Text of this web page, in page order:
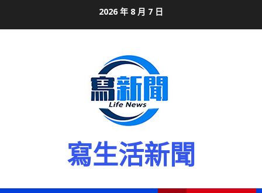
2026 年 8 月 7 日
寫生活新聞